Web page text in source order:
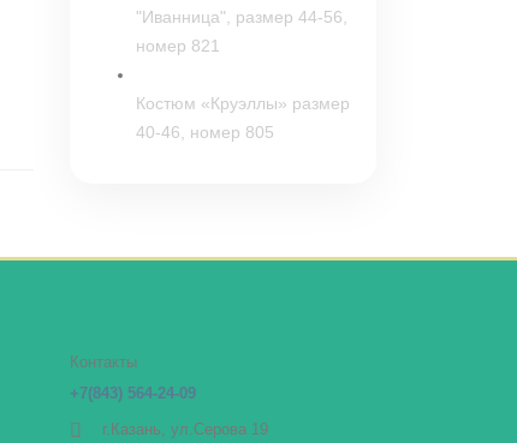
"Иванница", размер 44-56,
номер 821
Костюм «Круэллы» размер
40-46, номер 805
Контакты
+7(843) 564-24-09
г.Казань, ул.Серова 19